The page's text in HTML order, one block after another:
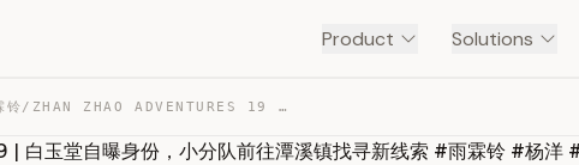
Product Solutions
【正统武侠剧】雨霖铃/ZHAN ZHAO ADVENTURES 19 | 白玉堂自曝身份，小分队前往潭溪镇找寻… — TRANSCRIPT
| 白玉堂自曝身份，小分队前往潭溪镇找寻新线索 #雨霖铃 #杨洋